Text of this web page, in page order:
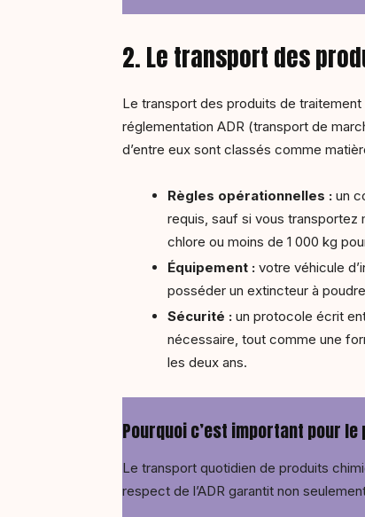
2. Le transport des
Le transport des produits de
réglementation ADR (transport de
d’entre eux sont classés comme
Règles opérationnelles : un
requis, sauf si vous transportez
chlore ou moins de 1 000 kg
Équipement : votre véhicule
posséder un extincteur à
Sécurité : un protocole écrit
nécessaire, tout comme une
les deux ans.
Pourquoi c’est important pour
Le transport quotidien de produits
respect de l’ADR garantit non